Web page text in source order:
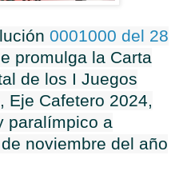
0001000 del 28
promulga la Carta
de los I Juegos
Eje Cafetero 2024,
paralímpico a
noviembre del año